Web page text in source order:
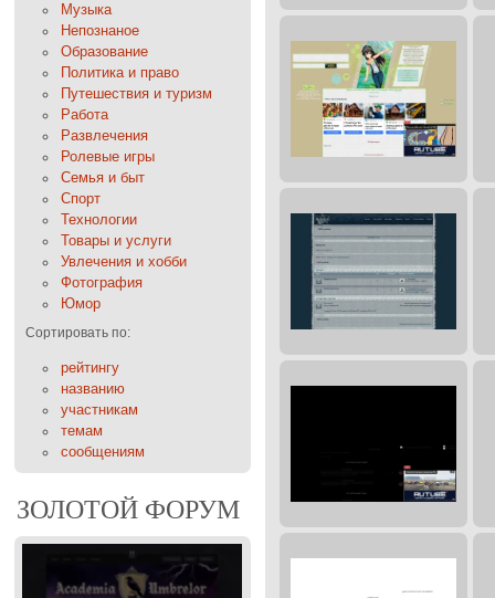
Музыка
Непознаное
Образование
Политика и право
Путешествия и туризм
Работа
Развлечения
Ролевые игры
Семья и быт
Спорт
Технологии
Товары и услуги
Увлечения и хобби
Фотография
Юмор
Сортировать по:
рейтингу
названию
участникам
темам
сообщениям
ЗОЛОТОЙ ФОРУМ